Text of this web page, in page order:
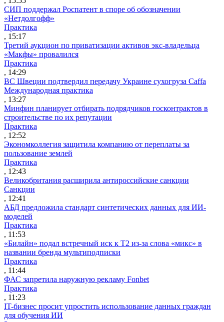
СИП поддержал Роспатент в споре об обозначении
«Нетдолгофф»
Практика
, 15:17
Третий аукцион по приватизации активов экс-владельца
«Макфы» провалился
Практика
, 14:29
ВС Швеции подтвердил передачу Украине сухогруза Caffa
Международная практика
, 13:27
Минфин планирует отбирать подрядчиков госконтрактов в
строительстве по их репутации
Практика
, 12:52
Экономколлегия защитила компанию от переплаты за
пользование землей
Практика
, 12:43
Великобритания расширила антироссийские санкции
Санкции
, 12:41
АБД предложила стандарт синтетических данных для ИИ-
моделей
Практика
, 11:53
«Билайн» подал встречный иск к Т2 из-за слова «микс» в
названии бренда мультиподписки
Практика
, 11:44
ФАС запретила наружную рекламу Fonbet
Практика
, 11:23
IT-бизнес просит упростить использование данных граждан
для обучения ИИ